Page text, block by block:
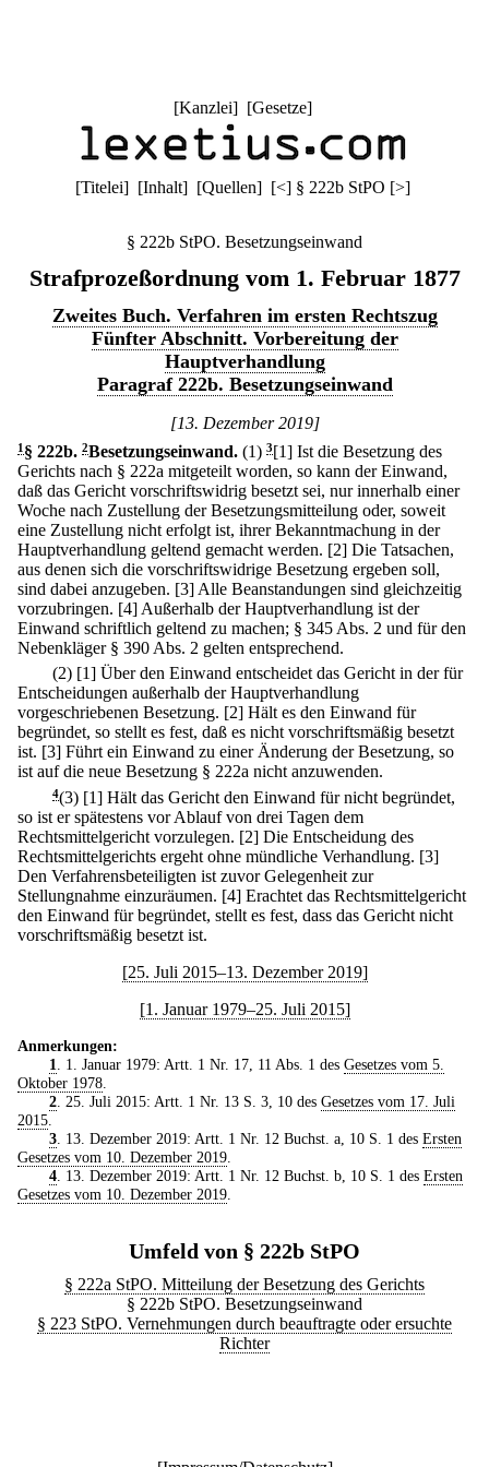
[Kanzlei] [Gesetze]
[Titelei] [Inhalt] [Quellen] [<] § 222b StPO [>]
§ 222b StPO. Besetzungseinwand
Strafprozeßordnung vom 1. Februar 1877
Zweites Buch. Verfahren im ersten Rechtszug
Fünfter Abschnitt. Vorbereitung der
Hauptverhandlung
Paragraf 222b. Besetzungseinwand
[13. Dezember 2019]
1 § 222b. 2Besetzungseinwand. (1) 3[1] Ist die Besetzung des
Gerichts nach § 222a mitgeteilt worden, so kann der Einwand,
daß das Gericht vorschriftswidrig besetzt sei, nur innerhalb einer
Woche nach Zustellung der Besetzungsmitteilung oder, soweit
eine Zustellung nicht erfolgt ist, ihrer Bekanntmachung in der
Hauptverhandlung geltend gemacht werden. [2] Die Tatsachen,
aus denen sich die vorschriftswidrige Besetzung ergeben soll,
sind dabei anzugeben. [3] Alle Beanstandungen sind gleichzeitig
vorzubringen. [4] Außerhalb der Hauptverhandlung ist der
Einwand schriftlich geltend zu machen; § 345 Abs. 2 und für den
Nebenkläger § 390 Abs. 2 gelten entsprechend.
(2) [1] Über den Einwand entscheidet das Gericht in der für
Entscheidungen außerhalb der Hauptverhandlung
vorgeschriebenen Besetzung. [2] Hält es den Einwand für
begründet, so stellt es fest, daß es nicht vorschriftsmäßig besetzt
ist. [3] Führt ein Einwand zu einer Änderung der Besetzung, so
ist auf die neue Besetzung § 222a nicht anzuwenden.
4(3) [1] Hält das Gericht den Einwand für nicht begründet,
so ist er spätestens vor Ablauf von drei Tagen dem
Rechtsmittelgericht vorzulegen. [2] Die Entscheidung des
Rechtsmittelgerichts ergeht ohne mündliche Verhandlung. [3]
Den Verfahrensbeteiligten ist zuvor Gelegenheit zur
Stellungnahme einzuräumen. [4] Erachtet das Rechtsmittelgericht
den Einwand für begründet, stellt es fest, dass das Gericht nicht
vorschriftsmäßig besetzt ist.
[25. Juli 2015–13. Dezember 2019]
[1. Januar 1979–25. Juli 2015]
Anmerkungen:
1
. 1. Januar 1979: Artt. 1 Nr. 17, 11 Abs. 1 des Gesetzes vom 5.
Oktober 1978
2. 25. Juli 2015: Artt. 1 Nr. 13 S. 3, 10 des Gesetzes vom 17. Juli
2015
3. 13. Dezember 2019: Artt. 1 Nr. 12 Buchst. a, 10 S. 1 des Ersten
Gesetzes vom 10. Dezember 2019
4. 13. Dezember 2019: Artt. 1 Nr. 12 Buchst. b, 10 S. 1 des Ersten
Gesetzes vom 10. Dezember 2019
Umfeld von § 222b StPO
§ 222a StPO. Mitteilung der Besetzung des Gerichts
§ 222b StPO. Besetzungseinwand
§ 223 StPO. Vernehmungen durch beauftragte oder ersuchte
Richter